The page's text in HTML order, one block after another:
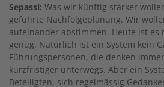
Sepassi: Was wir künftig stärker
geführte Nachfolgeplanung. Wir
aufeinander abstimmen. Heute ist es
genug. Natürlich ist ein System kein
Führungspersonen, die denken
kurzfristiger unterwegs. Aber ein
Beteiligten, sich regelmässig